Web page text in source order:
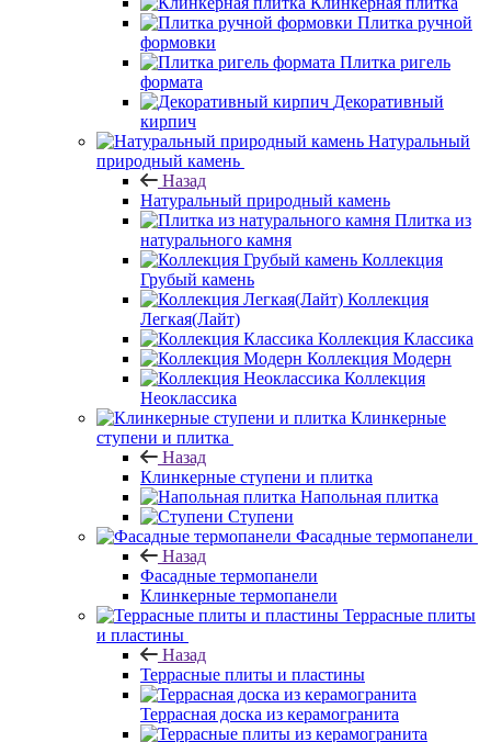
Плитка ручной
формовки
Плитка ригель
формата
Декоративный
кирпич
Натуральный
природный камень
Назад
Натуральный природный камень
Плитка из
натурального камня
Коллекция
Грубый камень
Коллекция
Легкая(Лайт)
Коллекция Классика
Коллекция Модерн
Коллекция
Неоклассика
Клинкерные
ступени и плитка
Назад
Клинкерные ступени и плитка
Напольная плитка
Ступени
Фасадные термопанели
Назад
Фасадные термопанели
Клинкерные термопанели
Террасные плиты
и пластины
Назад
Террасные плиты и пластины
Террасная доска из керамогранита